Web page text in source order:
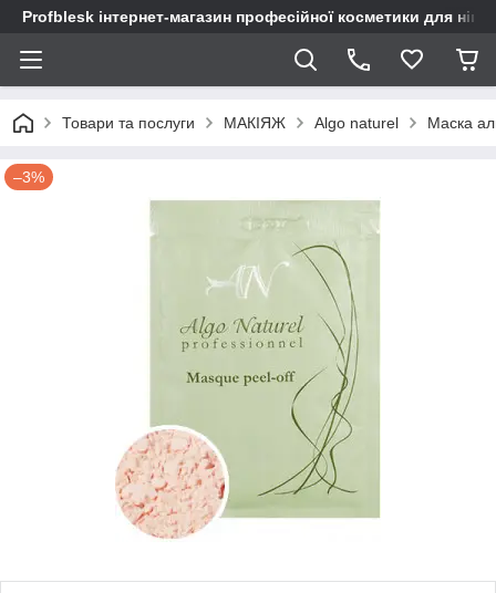
Profblesk інтернет-магазин професійної косметики для
Товари та послуги МАКІЯЖ Algo naturel Маска
–3%